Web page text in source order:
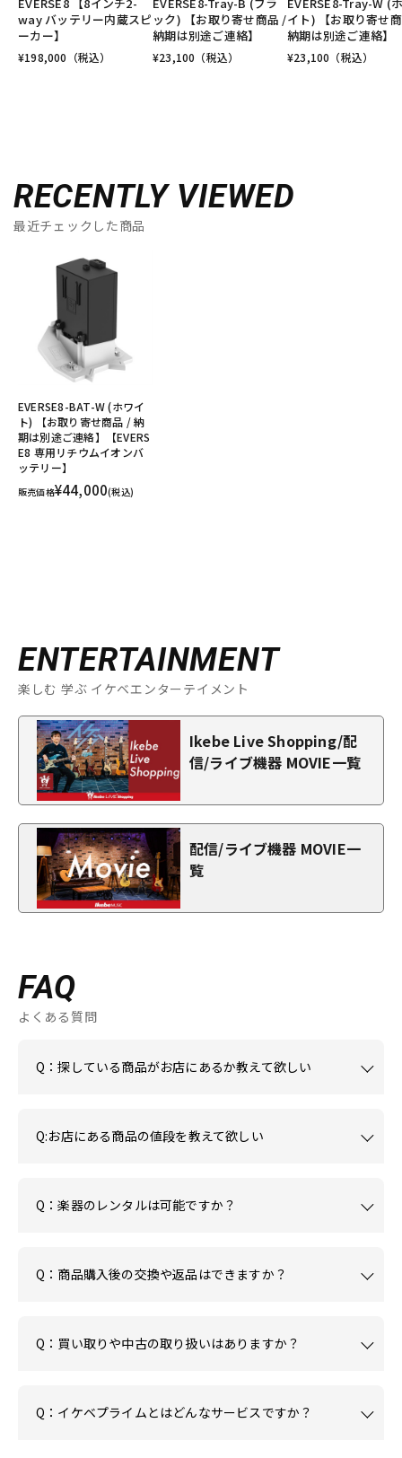
way バッテリー内蔵スピ
ーカー】
¥198,000 （税込）
ック) 【お取り寄せ商品 /
納期は別途ご連絡】
¥23,100 （税込）
イト) 【お取り寄せ
納期は別途ご連絡】
¥23,100 （税込）
RECENTLY VIEWED
最近チェックした商品
EVERSE8-BAT-W (ホワイ
ト) 【お取り寄せ商品 / 納
期は別途ご連絡】【EVERS
E8 専用リチウムイオンバ
ッテリー】
販売価格¥44,000(税込)
ENTERTAINMENT
楽しむ 学ぶ イケベエンターテイメント
Ikebe Live Shopping/配
信/ライブ機器 MOVIE一覧
配信/ライブ機器 MOVIE一
覧
FAQ
よくある質問
Q：探している商品がお店にあるか教えて欲しい
Q:お店にある商品の値段を教えて欲しい
Q：楽器のレンタルは可能ですか？
Q：商品購入後の交換や返品はできますか？
Q：買い取りや中古の取り扱いはありますか？
Q：イケベプライムとはどんなサービスですか？